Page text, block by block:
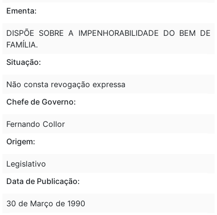
Ementa:
DISPÕE SOBRE A IMPENHORABILIDADE DO BEM DE
FAMÍLIA.
Situação:
Não consta revogação expressa
Chefe de Governo:
Fernando Collor
Origem:
Legislativo
Data de Publicação:
30 de Março de 1990